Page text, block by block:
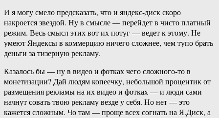
И я могу смело предсказать, что и яндекс-диск скоро
накроется звездой. Ну в смысле — перейдет в чисто платный
режим. Весь смысл этих вот их потуг — ведет к этому. Не
умеют Яндексы в коммерцию ничего сложнее, чем тупо брать
деньги за тизерную рекламу.
Казалось бы — ну в видео и фотках чего сложного-то в
монетизации? Дай людям копеечку, небольшой процентик от
размещения рекламы на их видео и фотках — и люди сами
начнут совать твою рекламу везде у себя. Но нет — это
кажется сложным. Чо там — проще всех согнать на Я.Диск, а